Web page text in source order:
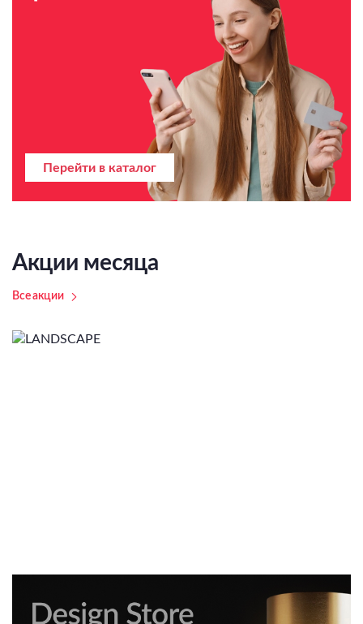
Перейти в каталог
Акции месяца
Все акции